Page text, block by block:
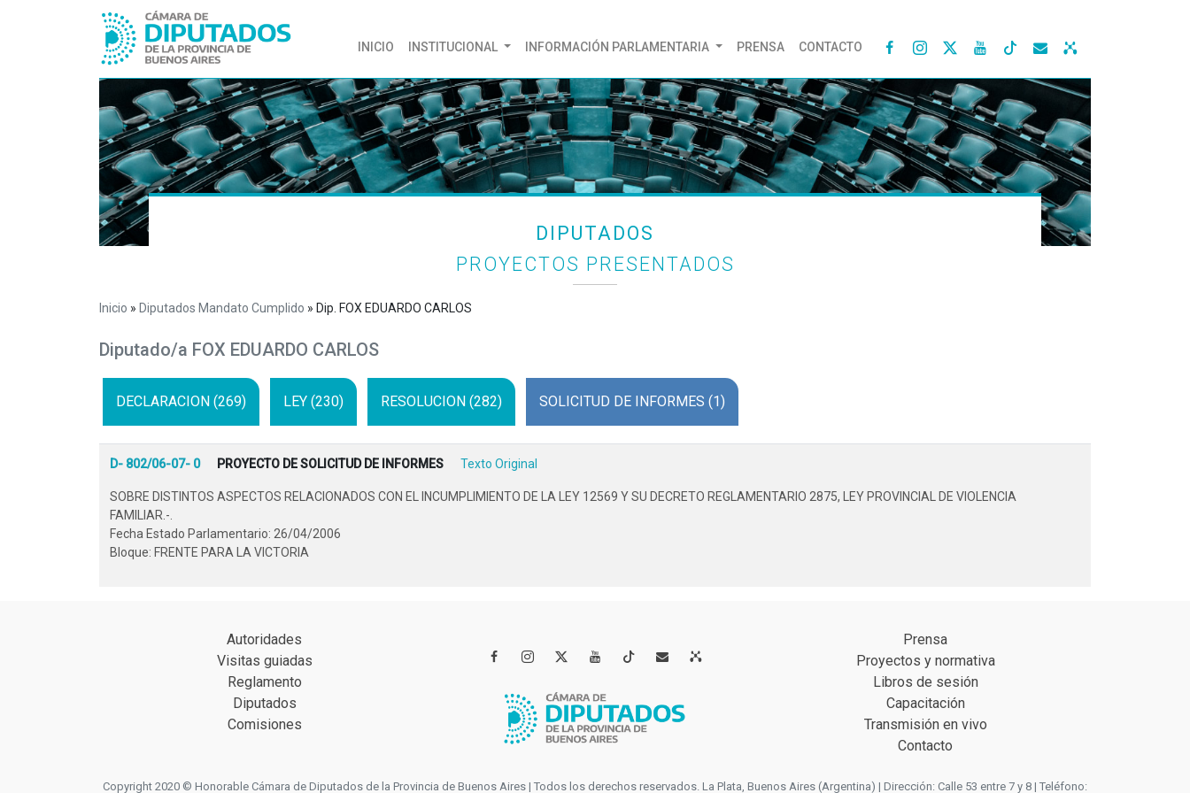
INICIO (CURRENT)
INSTITUCIONAL INFORMACIÓN PARLAMENTARIA PRENSA CONTACTO    
DIPUTADOS
PROYECTOS PRESENTADOS
Inicio » Diputados Mandato Cumplido » Dip. FOX EDUARDO CARLOS
Diputado/a FOX EDUARDO CARLOS
DECLARACION (269) LEY (230) RESOLUCION (282) SOLICITUD DE INFORMES (1)
D- 802/06-07- 0 PROYECTO DE SOLICITUD DE INFORMES Texto Original
SOBRE DISTINTOS ASPECTOS RELACIONADOS CON EL INCUMPLIMIENTO DE LA LEY 12569 Y SU DECRETO REGLAMENTARIO 2875, LEY PROVINCIAL DE VIOLENCIA
FAMILIAR.-.
Fecha Estado Parlamentario: 26/04/2006
Bloque: FRENTE PARA LA VICTORIA
Autoridades
Visitas guiadas
Reglamento
Diputados
Comisiones
   
Prensa
Proyectos y normativa
Libros de sesión
Capacitación
Transmisión en vivo
Contacto
Copyright 2020 © Honorable Cámara de Diputados de la Provincia de Buenos Aires | Todos los derechos reservados. La Plata, Buenos Aires (Argentina) | Dirección: Calle 53 entre 7 y 8 | Teléfono: